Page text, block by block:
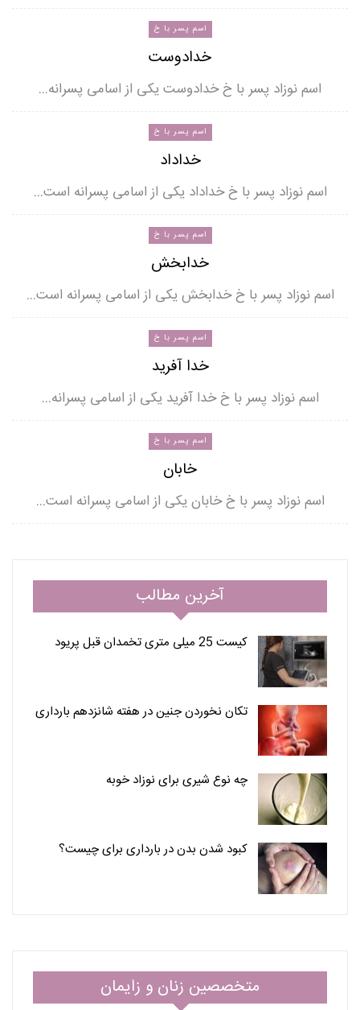
اسم پسر با خ
خدادوست
اسم نوزاد پسر با خ خدادوست یکی از اسامی پسرانه…
اسم پسر با خ
خداداد
اسم نوزاد پسر با خ خداداد یکی از اسامی پسرانه است…
اسم پسر با خ
خدابخش
اسم نوزاد پسر با خ خدابخش یکی از اسامی پسرانه است…
اسم پسر با خ
خدا آفرید
اسم نوزاد پسر با خ خدا آفرید یکی از اسامی پسرانه…
اسم پسر با خ
خابان
اسم نوزاد پسر با خ خابان یکی از اسامی پسرانه است…
آخرین مطالب
کیست 25 میلی متری تخمدان قبل پریود
تکان نخوردن جنین در هفته شانزدهم بارداری
چه نوع شیری برای نوزاد خوبه
کبود شدن بدن در بارداری برای چیست؟
متخصصین زنان و زایمان